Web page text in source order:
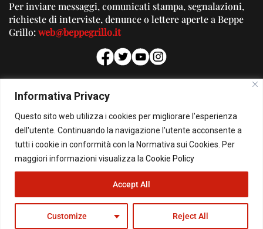
Informativa Privacy
Questo sito web utilizza i cookies per migliorare l'esperienza
dell'utente. Continuando la navigazione l'utente acconsente a
tutti i cookie in conformità con la Normativa sui Cookies. Per
maggiori informazioni visualizza la Cookie Policy
Customize Reject All
Accept All
Per inviare messaggi, comunicati stampa, segnalazioni,
richieste di interviste, denunce o lettere aperte a Beppe
Grillo:web@beppegrillo.it
PUBBLICITA'
Per la tua pubblicità su questo Blog:
pubblicita@beppegrillo.it
© Copyright 2026 - Il Blog di Beppe Grillo. All Rights Reserved - Powered by
happygrafic.com